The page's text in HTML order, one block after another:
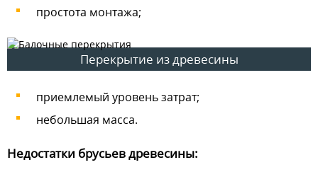
простота монтажа;
Перекрытие из древесины
приемлемый уровень затрат;
небольшая масса.
Недостатки брусьев древесины: